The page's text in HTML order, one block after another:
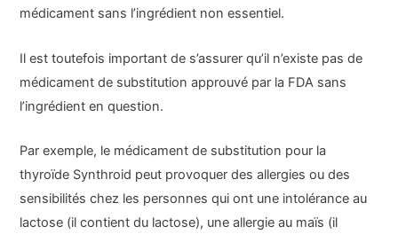
médicament sans l’ingrédient non essentiel.
Il est toutefois important de s’assurer qu’il n’existe pas de
médicament de substitution approuvé par la FDA sans
l’ingrédient en question.
Par exemple, le médicament de substitution pour la
thyroïde Synthroid peut provoquer des allergies ou des
sensibilités chez les personnes qui ont une intolérance au
lactose (il contient du lactose), une allergie au maïs (il